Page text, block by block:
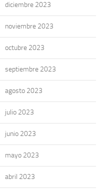
diciembre 2023
noviembre 2023
octubre 2023
septiembre 2023
agosto 2023
julio 2023
junio 2023
mayo 2023
abril 2023